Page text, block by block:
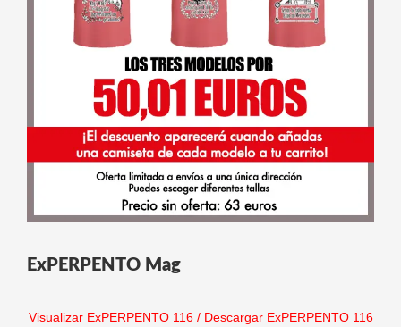
ExPERPENTO Mag
Visualizar ExPERPENTO 116/ Descargar ExPERPENTO 116